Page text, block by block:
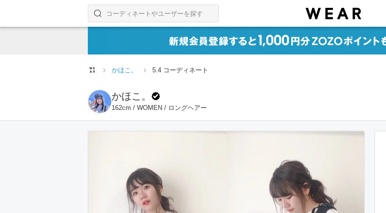
コーディネートやユーザーを探す
検索する
かほこ。 5.4 コーディネート
かほこ。
162cm / WOMEN / ロングヘアー